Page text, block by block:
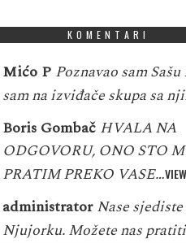
KOMENTARI
Mićo P Poznavao sam
sam na izviđače skupa sa
Boris Gombač HVALA NA
ODGOVORU, ONO STO
PRATIM PREKO VASE…VIEW
administrator Nase
Njujorku. Možete nas